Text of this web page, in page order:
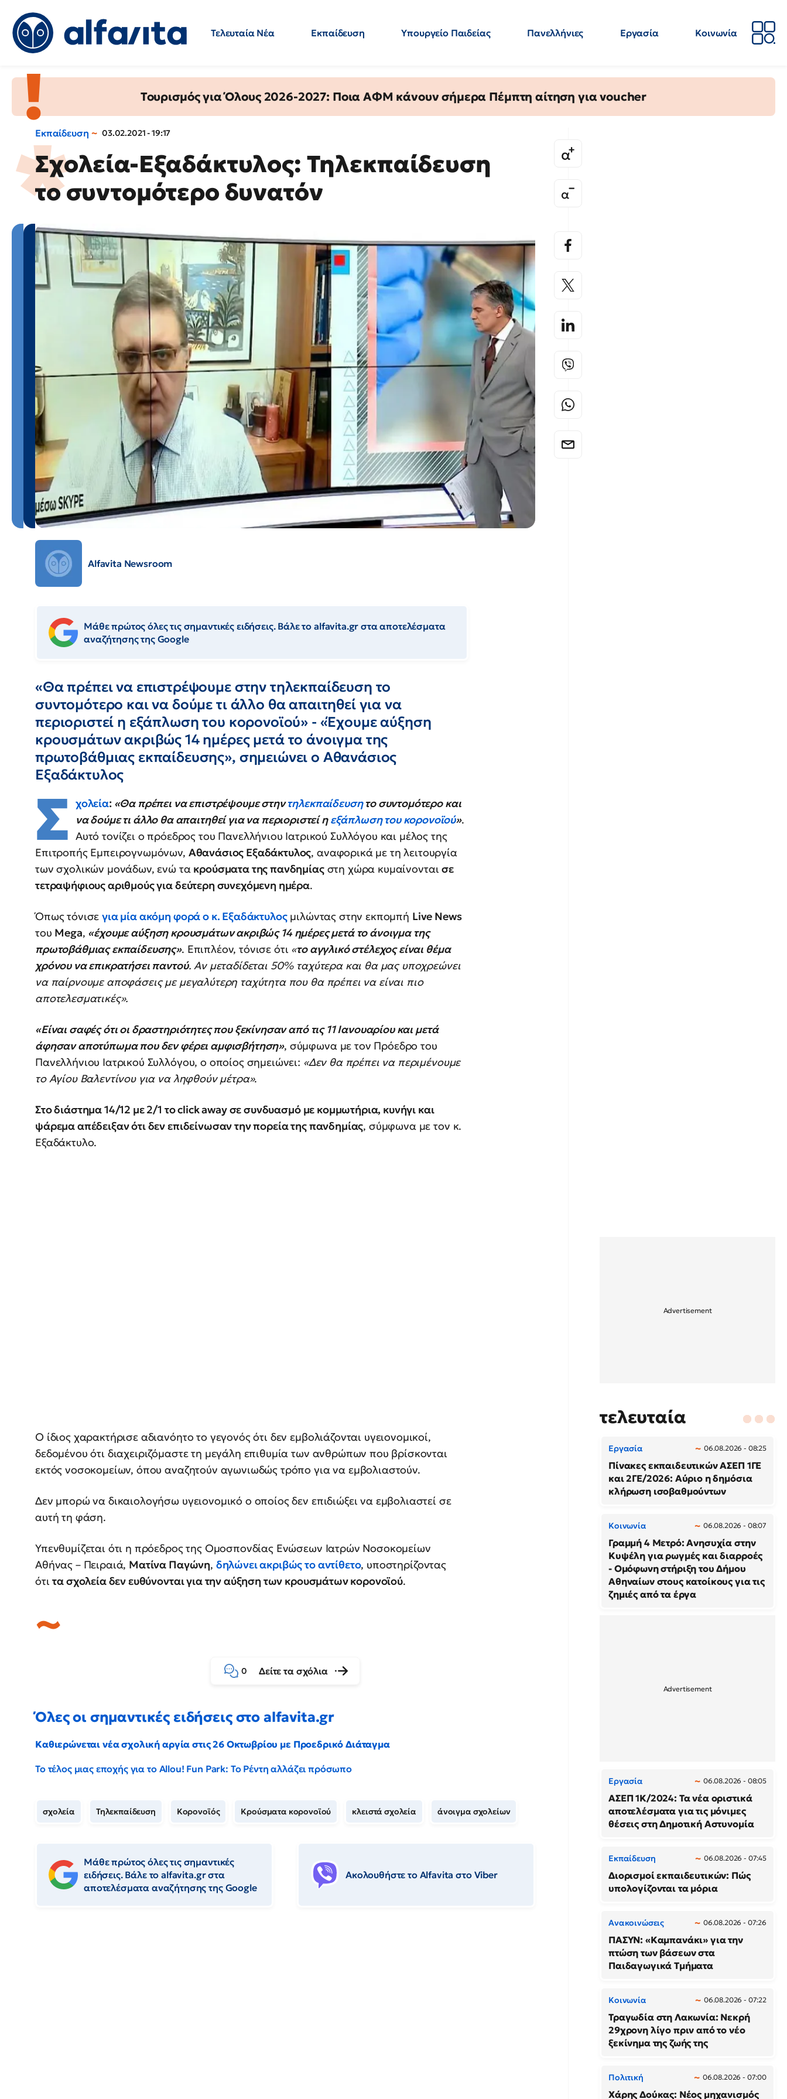
Τελευταία Νέα Εκπαίδευση Υπουργείο Παιδείας Πανελλήνιες Εργασία
Κοινωνία
Τουρισμός για Όλους 2026-2027: Ποια ΑΦΜ κάνουν σήμερα Πέμπτη αίτηση για voucher
Εκπαίδευση 03.02.2021 - 19:17
Σχολεία-Εξαδάκτυλος: Τηλεκπαίδευση
το συντομότερο δυνατόν
Alfavita Newsroom
Μάθε πρώτος όλες τις σημαντικές ειδήσεις. Βάλε το alfavita.gr στα αποτελέσματα
αναζήτησης της Google
«Θα πρέπει να επιστρέψουμε στην τηλεκπαίδευση το
συντομότερο και να δούμε τι άλλο θα απαιτηθεί για να
περιοριστεί η εξάπλωση του κορονοϊού» - «Έχουμε αύξηση
κρουσμάτων ακριβώς 14 ημέρες μετά το άνοιγμα της
πρωτοβάθμιας εκπαίδευσης», σημειώνει ο Αθανάσιος
Εξαδάκτυλος
Σ χολεία: «Θα πρέπει να επιστρέψουμε στηντηλεκπαίδευσητο συντομότερο και
να δούμε τι άλλο θα απαιτηθεί για να περιοριστεί ηεξάπλωση του κορονοϊού».
Αυτό τονίζει ο πρόεδρος του Πανελλήνιου Ιατρικού Συλλόγου και μέλος της
Επιτροπής Εμπειρογνωμόνων, Αθανάσιος Εξαδάκτυλος, αναφορικά με τη λειτουργία
των σχολικών μονάδων, ενώ τα κρούσματα της πανδημίαςστη χώρα κυμαίνονταισε
τετραψήφιους αριθμούς για δεύτερη συνεχόμενη ημέρα.
Όπως τόνισεγια μία ακόμη φορά ο κ. Εξαδάκτυλοςμιλώντας στην εκπομπή Live News
του Mega, «έχουμε αύξηση κρουσμάτων ακριβώς 14 ημέρες μετά το άνοιγμα της
πρωτοβάθμιας εκπαίδευσης». Επιπλέον, τόνισε ότι «το αγγλικό στέλεχος είναι θέμα
χρόνου να επικρατήσει παντού. Αν μεταδίδεται 50% ταχύτερα και θα μας υποχρεώνει
να παίρνουμε αποφάσεις με μεγαλύτερη ταχύτητα που θα πρέπει να είναι πιο
αποτελεσματικές».
«Είναι σαφές ότι οι δραστηριότητες που ξεκίνησαν από τις 11 Ιανουαρίου και μετά
άφησαν αποτύπωμα που δεν φέρει αμφισβήτηση», σύμφωνα με τον Πρόεδρο του
Πανελλήνιου Ιατρικού Συλλόγου, ο οποίος σημειώνει: «Δεν θα πρέπει να περιμένουμε
το Αγίου Βαλεντίνου για να ληφθούν μέτρα».
Στο διάστημα 14/12 με 2/1 το click away σε συνδυασμό με κομμωτήρια, κυνήγι και
ψάρεμα απέδειξαν ότι δεν επιδείνωσαν την πορεία της πανδημίας, σύμφωνα με τον κ.
Εξαδάκτυλο.
Ο ίδιος χαρακτήρισε αδιανόητο το γεγονός ότι δεν εμβολιάζονται υγειονομικοί,
δεδομένου ότι διαχειριζόμαστε τη μεγάλη επιθυμία των ανθρώπων που βρίσκονται
εκτός νοσοκομείων, όπου αναζητούν αγωνιωδώς τρόπο για να εμβολιαστούν.
Δεν μπορώ να δικαιολογήσω υγειονομικό ο οποίος δεν επιδιώξει να εμβολιαστεί σε
αυτή τη φάση.
Υπενθυμίζεται ότι η πρόεδρος της Ομοσπονδίας Ενώσεων Ιατρών Νοσοκομείων
Αθήνας – Πειραιά, Ματίνα Παγώνη, δηλώνει ακριβώς το αντίθετο, υποστηρίζοντας
ότιτα σχολεία δεν ευθύνονται για την αύξηση των κρουσμάτων κορονοϊού.
0 Δείτε τα σχόλια
Όλες οι σημαντικές ειδήσεις στο alfavita.gr
Καθιερώνεται νέα σχολική αργία στις 26 Οκτωβρίου με Προεδρικό Διάταγμα
Το τέλος μιας εποχής για το Allou! Fun Park: Το Ρέντη αλλάζει πρόσωπο
σχολεία Τηλεκπαίδευση Κορονοϊός Κρούσματα κορονοϊού κλειστά σχολεία άνοιγμα σχολείων
Μάθε πρώτος όλες τις σημαντικές
ειδήσεις. Βάλε το alfavita.gr στα
αποτελέσματα αναζήτησης της Google
Ακολουθήστε το Αlfavita στο Viber
τελευταία
Εργασία 06.08.2026 - 08:25
Πίνακες εκπαιδευτικών ΑΣΕΠ 1ΓΕ
και 2ΓΕ/2026: Αύριο η δημόσια
κλήρωση ισοβαθμούντων
Κοινωνία 06.08.2026 - 08:07
Γραμμή 4 Μετρό: Ανησυχία στην
Κυψέλη για ρωγμές και διαρροές
- Ομόφωνη στήριξη του Δήμου
Αθηναίων στους κατοίκους για τις
ζημιές από τα έργα
Εργασία 06.08.2026 - 08:05
ΑΣΕΠ 1Κ/2024: Τα νέα οριστικά
αποτελέσματα για τις μόνιμες
θέσεις στη Δημοτική Αστυνομία
Εκπαίδευση 06.08.2026 - 07:45
Διορισμοί εκπαιδευτικών: Πώς
υπολογίζονται τα μόρια
Ανακοινώσεις 06.08.2026 - 07:26
ΠΑΣΥΝ: «Καμπανάκι» για την
πτώση των βάσεων στα
Παιδαγωγικά Τμήματα
Κοινωνία 06.08.2026 - 07:22
Τραγωδία στη Λακωνία: Νεκρή
29χρονη λίγο πριν από το νέο
ξεκίνημα της ζωής της
Πολιτική 06.08.2026 - 07:00
Χάρης Δούκας: Νέος μηχανισμός